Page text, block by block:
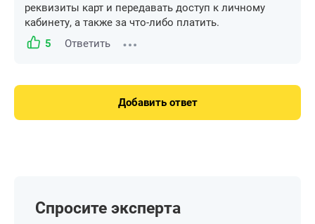
реквизиты карт и передавать доступ к личному
кабинету, а также за что-либо платить.
5
Ответить
Добавить ответ
Спросите эксперта